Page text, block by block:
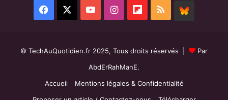
Facebook YouTubeInstagramFlipboard
RSS
© TechAuQuotidien.fr 2025, Tous droits réservés |
Par
AbdErRahManE.
Accueil
Mentions légales & Confidentialité